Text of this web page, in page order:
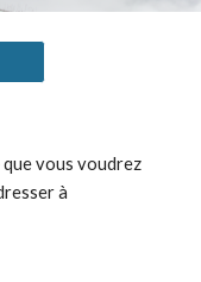
vous voudrez